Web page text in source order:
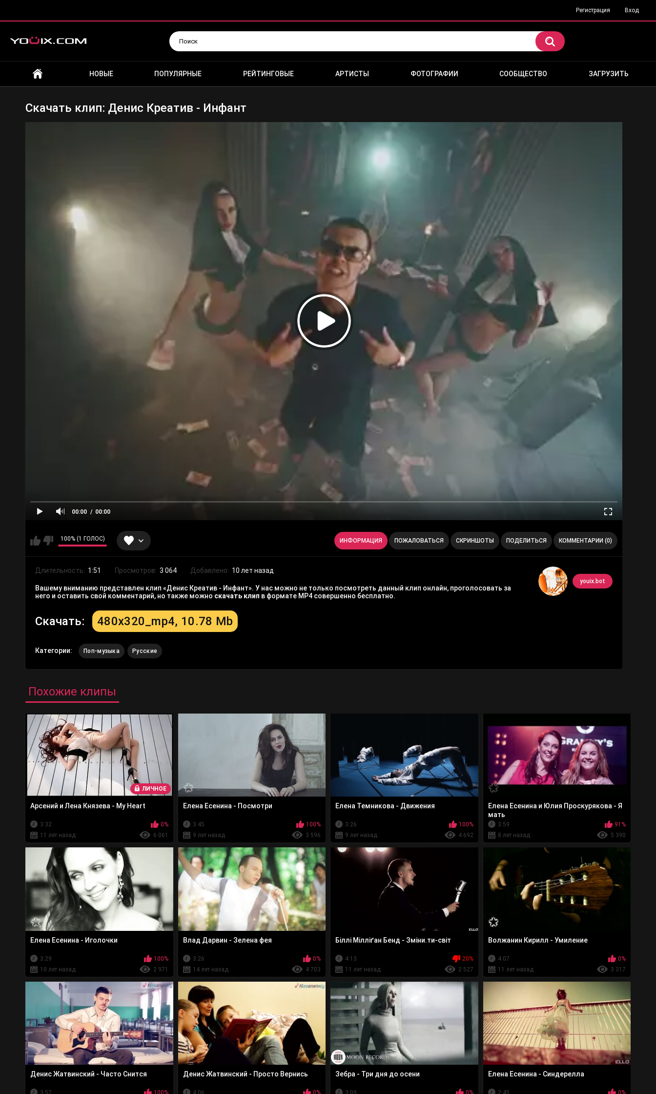
Регистрация Вход
НОВЫЕ ПОПУЛЯРНЫЕ РЕЙТИНГОВЫЕ АРТИСТЫ ФОТОГРАФИИ СООБЩЕСТВО ЗАГРУЗИТЬ
Скачать клип: Денис Креатив - Инфант
00:00 00:00
100% (1 ГОЛОС) ИНФОРМАЦИЯ ПОЖАЛОВАТЬСЯ СКРИНШОТЫ ПОДЕЛИТЬСЯ КОММЕНТАРИИ (0)
youix.bot
Длительность: 1:51 Просмотров: 3 064 Добавлено: 10 лет назад
Вашему вниманию представлен клип «Денис Креатив - Инфант». У нас можно не только посмотреть данный клип онлайн, проголосовать за
него и оставить свой комментарий, но также можно скачать клип в формате MP4 совершенно бесплатно.
Скачать: 480x320_mp4, 10.78 Mb
Категории: Поп-музыка Русские
Похожие клипы
ЛИЧНОЕ
Арсений и Лена Князева - My Heart
3:32
0%
11 лет назад
6 061
Елена Есенина - Посмотри
3:45
100%
9 лет назад
3 596
Елена Темникова - Движения
3:26
100%
9 лет назад
4 692
Елена Есенина и Юлия Проскурякова - Я
мать
3:59
91%
8 лет назад
5 390
Елена Есенина - Иголочки
3:29
100%
10 лет назад
2 971
Влад Дарвин - Зелена фея
3:26
0%
14 лет назад
4 703
Біллі Мілліґан Бенд - Зміни.ти-світ
4:13
20%
11 лет назад
2 527
Волжанин Кирилл - Умиление
4:07
0%
11 лет назад
3 317
Денис Жатвинский - Часто Снится
3:57 100%
Денис Жатвинский - Просто Вернись
4:06 0%
Зебра - Три дня до осени
3:09 0%
Елена Есенина - Синдерелла
2:45 0%